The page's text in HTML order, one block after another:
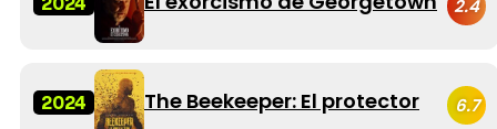
2.4
2024 The Beekeeper: El protector 6.7